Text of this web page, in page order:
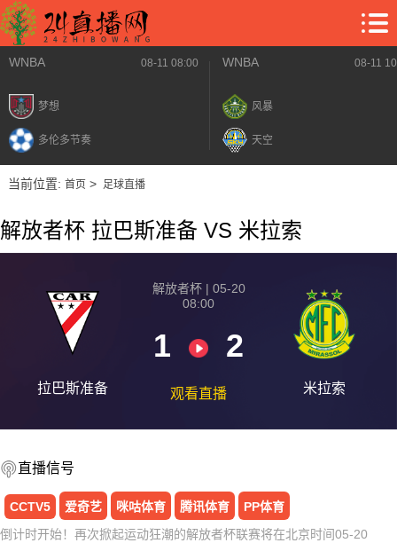
WNBA 08-11 08:00
梦想
多伦多节奏
WNBA 08-11
风暴
天空
当前位置: 首页> 足球直播
解放者杯 拉巴斯准备 VS 米拉索
拉巴斯准备
解放者杯 | 05-20
08:00
1 2
观看直播 米拉索
直播信号
CCTV5 爱奇艺 咪咕体育 腾讯体育
PP体育
倒计时开始！再次掀起运动狂潮的解放者杯联赛将在北京时间05-20